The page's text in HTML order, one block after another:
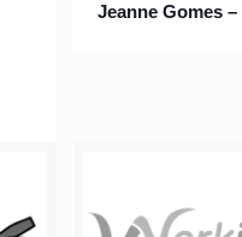
Jeanne Gomes –